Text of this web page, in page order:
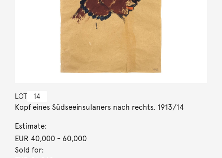
LOT 14
Kopf eines Südseeinsulaners nach rechts. 1913/14
Estimate:
EUR 40,000- 60,000
Sold for: